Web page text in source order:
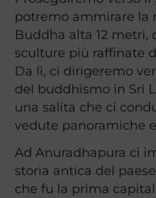
potremo ammirare la
Buddha alta 12 metri,
sculture più raffinate
Da lì, ci dirigeremo
del buddhismo in Sri
una salita che ci
vedute panoramiche
Ad Anuradhapura ci
storia antica del
che fu la prima